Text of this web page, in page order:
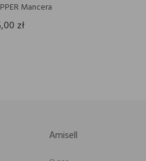
Mancera
zł
Amisell